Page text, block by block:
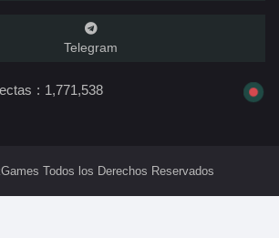
Telegram
: 1,771,538
Todos los Derechos Reservados